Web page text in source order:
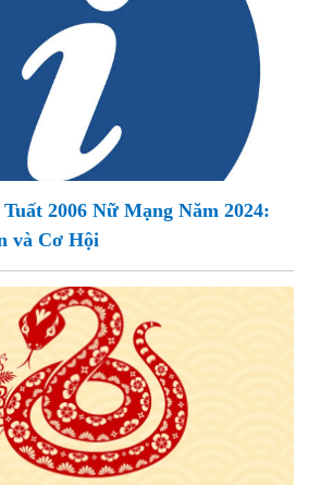
2006 Nữ Mạng Năm 2024:
và Cơ Hội